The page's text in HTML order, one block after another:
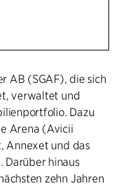
AB (SGAF), die sich
verwaltet und
Dazu
Arena (Avicii
Annexet und das
Darüber hinaus
zehn Jahren